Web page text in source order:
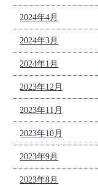
2024年4月
2024年3月
2024年1月
2023年12月
2023年11月
2023年10月
2023年9月
2023年8月